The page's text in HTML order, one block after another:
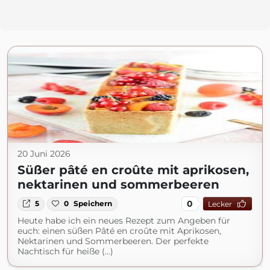
20 Juni 2026
Süßer pâté en croûte mit aprikosen,
nektarinen und sommerbeeren
5 0 Speichern 0 Lecker
Heute habe ich ein neues Rezept zum Angeben für
euch: einen süßen Pâté en croûte mit Aprikosen,
Nektarinen und Sommerbeeren. Der perfekte
Nachtisch für heiße (...)